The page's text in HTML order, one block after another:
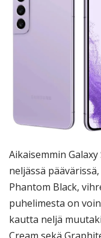
Aikaisemmin
neljässä
Phantom Black,
puhelimesta on
kautta neljä